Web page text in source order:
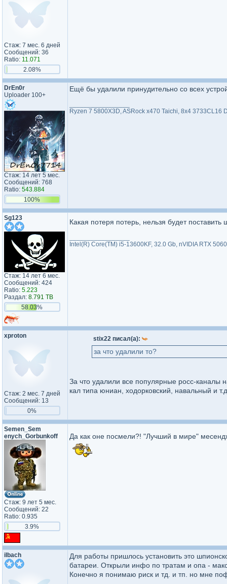
Стаж: 7 мес. 6 дней
Сообщений: 36
Ratio: 11.071
2.08%
DrEn0r
Uploader 100+
Стаж: 14 лет 5 мес.
Сообщений: 768
Ratio: 543.884
100%
Ещё бы удалили принудительно со всех
Ryzen 7 5800X3D, ASRock x470 Taichi, 8x4 3733CL16
Sg123
Стаж: 14 лет 6 мес.
Сообщений: 424
Ratio: 5.223
Раздал: 8.791 TB
58.03%
Какая потеря потерь, нельзя будет
Intel(R) Core(TM) i5-13600KF, 32.0 Gb, nVIDIA RTX
xproton
Стаж: 2 мес. 7 дней
Сообщений: 13
0%
stix22 писал(а):
за что удалили то?
За что удалили все популярные росс-каналы
кал типа юниан, ходорковский, навальный и
Semen_Sem​
enych_Gor​bunkoff​
Стаж: 9 лет 5 мес.
Сообщений: 22
Ratio: 0.935
3.9%
Да как оне посмели?! "Лучший в мире"
ilbach
Для работы пришлось установить это
батареи. Открыли инфо по тратам и опа -
Конечно я понимаю риск и тд. и тп. но мне